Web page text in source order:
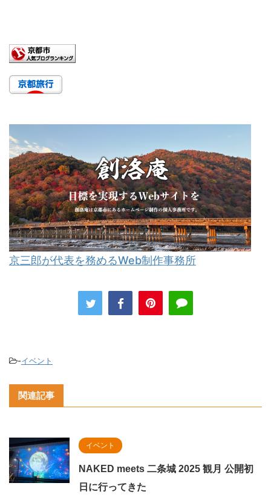
京三郎が代表を務めるWeb制作事務所
-イベント
関連記事
イベント
NAKED meets 二条城 2025 観月 公開初
日に行ってきた